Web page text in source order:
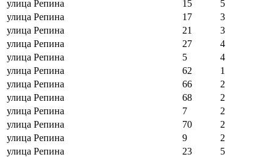
улица Репина
15
5
улица Репина
17
3
улица Репина
21
3
улица Репина
27
4
улица Репина
5
4
улица Репина
62
1
улица Репина
66
2
улица Репина
68
2
улица Репина
7
2
улица Репина
70
2
улица Репина
9
2
улица Репина
23
5